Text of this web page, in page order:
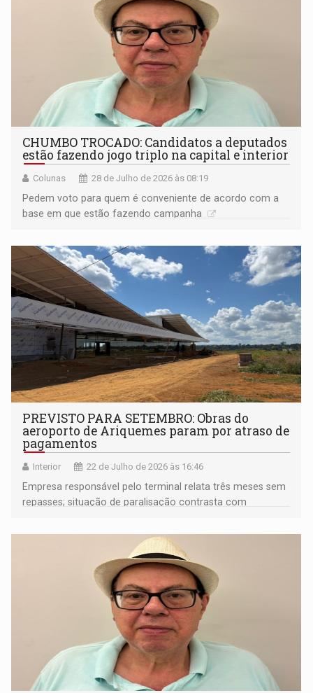
CHUMBO TROCADO: Candidatos a deputados
estão fazendo jogo triplo na capital e interior
Colunas 28 de Julho de 2026 às 08:19
Pedem voto para quem é conveniente de acordo com a
base em que estão fazendo campanha
PREVISTO PARA SETEMBRO: Obras do
aeroporto de Ariquemes param por atraso de
pagamentos
Interior 22 de Julho de 2026 às 16:46
Empresa responsável pelo terminal relata três meses sem
repasses; situação de paralisação contrasta com